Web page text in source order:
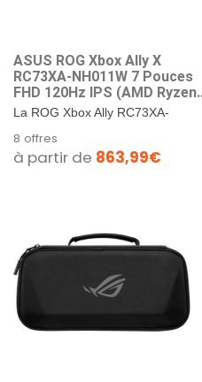
ASUS ROG Xbox Ally X
RC73XA-NH011W 7 Pouces
FHD 120Hz IPS (AMD Ryzen
AI Z2 Extreme 5GHz 50TOPS,
24Go LPDDR5, 1To SSD,
Windows 11 Home) Chargeur
Non Inclus
La ROG Xbox Ally RC73XA-
processeur AMD Ryzen Z2
Extreme AI (jusqu'à...
8 offres
à partir de 863,99€